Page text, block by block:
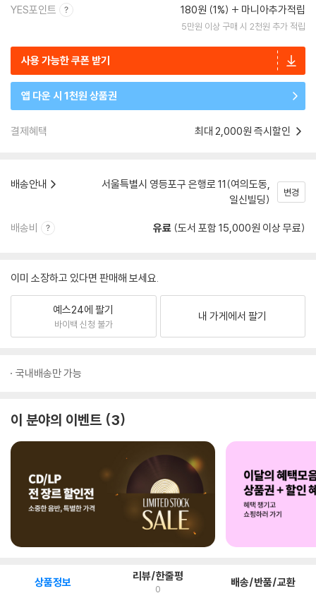
YES포인트 180원 (1%) 마니아추가적립
5만원 이상 구매 시 2천원 추가 적립
사용 가능한 쿠폰 받기
앱 다운 시 1천원 상품권
결제혜택 최대 2,000원 즉시할인
배송안내
서울특별시 영등포구 은행로 11(여의도동,
일신빌딩)
변경
배송비 유료 (도서 포함 15,000원 이상 무료)
이미 소장하고 있다면 판매해 보세요.
예스24에 팔기
바이백 신청 불가
내 가게에서 팔기
국내배송만 가능
이 분야의 이벤트 3
상품정보 리뷰/한줄평
0 배송/반품/교환